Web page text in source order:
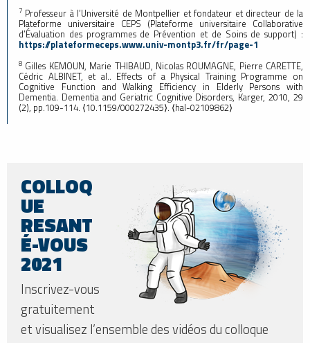
7 Professeur à l’Université de Montpellier et fondateur et directeur de la
Plateforme universitaire CEPS (Plateforme universitaire Collaborative
d’Évaluation des programmes de Prévention et de Soins de support) :
https://plateformeceps.www.univ-montp3.fr/fr/page-1
8 Gilles KEMOUN, Marie THIBAUD, Nicolas ROUMAGNE, Pierre CARETTE,
Cédric ALBINET, et al.. Effects of a Physical Training Programme on
Cognitive Function and Walking Efficiency in Elderly Persons with
Dementia. Dementia and Geriatric Cognitive Disorders, Karger, 2010, 29
(2), pp.109-114. ⟨10.1159/000272435⟩. ⟨hal-02109862⟩
COLLOQ
UE
RESANT
É-VOUS
2021
Inscrivez-vous
gratuitement
et visualisez l’ensemble des vidéos du colloque